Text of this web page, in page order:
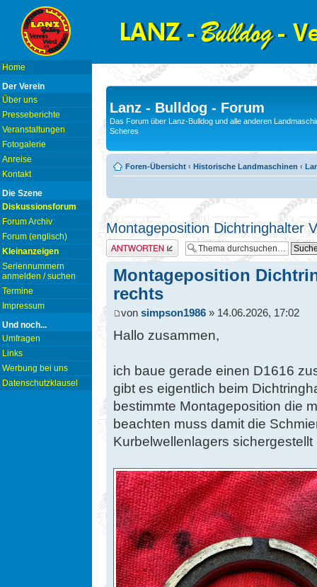
Home
Der Verein
Über uns
Presseberichte
Veranstaltungen
Fotogalerie
Anreise
Kontakt
Die Szene
Diskussionsforum
Forum Archiv
Forum (englisch)
Kleinanzeigen
Seriennummern
anmelden / suchen
Termine
Impressum
Und noch...
Umfragen
Links
Werbung bei uns
Datenschutzklausel
Lanz - Bulldog - Forum
Das Forum über Lanz-Bulldog und alle anderen
Scheres
Foren-Übersicht ‹ Historische Landmaschinen ‹
Montageposition Dichtringhalter
Antwort erstellen
Montageposition
rechts
von simpson1986 » 14.06.2026, 17:02
Hallo zusammen,
ich baue gerade einen D1616
gibt es eigentlich beim
bestimmte Montageposition die
beachten muss damit die
Kurbelwellenlagers sichergestellt